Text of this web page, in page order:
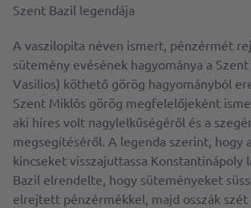
Szent Bazil legendája
A vaszilopita néven ismert, pénzérmét
sütemény evésének hagyománya a
Vasilios) köthető görög hagyományból
Szent Miklós görög megfelelőjeként
aki híres volt nagylelkűségéről és a
megsegítéséről. A legenda szerint, hogy
kincseket visszajuttassa Konstantinápoly
Bazil elrendelte, hogy süteményeket
elrejtett pénzérmékkel, majd osszák szét